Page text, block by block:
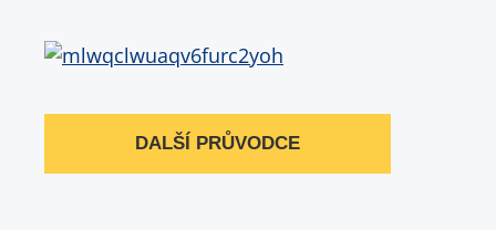
DALŠÍ PRŮVODCE